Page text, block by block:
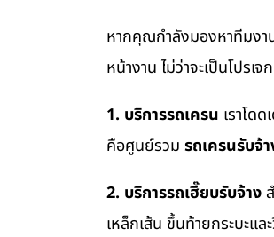
หากคุณกำลังมองหาทีมงา
หน้างาน ไม่ว่าจะเป็นโปร
1. บริการรถเครน เราโด
คือศูนย์รวม รถเครนรับจ้
2. บริการรถเฮี๊ยบรับจ้าง
เหล็กเส้น ขึ้นท้ายกระบะแ